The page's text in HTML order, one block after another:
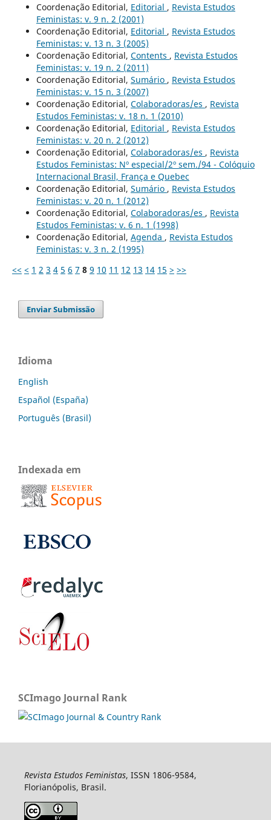
Coordenação Editorial, Editorial , Revista Estudos
Feministas: v. 9 n. 2 (2001)
Coordenação Editorial, Editorial , Revista Estudos
Feministas: v. 13 n. 3 (2005)
Coordenação Editorial, Contents , Revista Estudos
Feministas: v. 19 n. 2 (2011)
Coordenação Editorial, Sumário , Revista Estudos
Feministas: v. 15 n. 3 (2007)
Coordenação Editorial, Colaboradoras/es , Revista
Estudos Feministas: v. 18 n. 1 (2010)
Coordenação Editorial, Editorial , Revista Estudos
Feministas: v. 20 n. 2 (2012)
Coordenação Editorial, Colaboradoras/es , Revista
Estudos Feministas: Nº especial/2º sem./94 - Colóquio
Internacional Brasil, França e Quebec
Coordenação Editorial, Sumário , Revista Estudos
Feministas: v. 20 n. 1 (2012)
Coordenação Editorial, Colaboradoras/es , Revista
Estudos Feministas: v. 6 n. 1 (1998)
Coordenação Editorial, Agenda , Revista Estudos
Feministas: v. 3 n. 2 (1995)
<< < 1 2 3 4 5 6 7 8 9 10 11 12 13 14 15 > >>
Enviar Submissão
Idioma
English
Español (España)
Português (Brasil)
Indexada em
SCImago Journal Rank
Revista Estudos Feministas, ISSN 1806-9584,
Florianópolis, Brasil.